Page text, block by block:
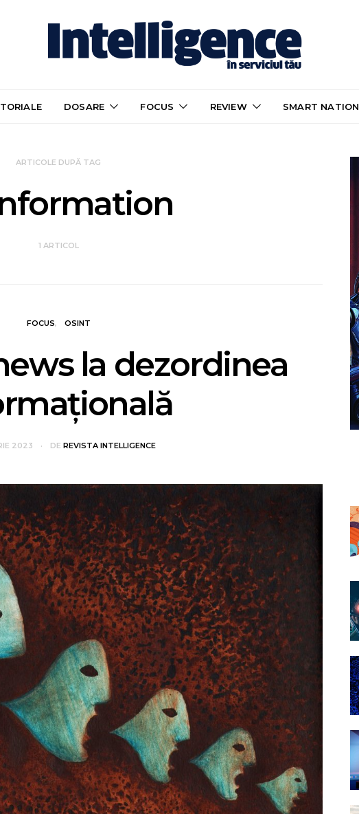
DOSARE FOCUS REVIEW SMART NATION
ARTICOLE DUPĂ TAG
1 ARTICOL
FOCUS OSINT
la dezordinea
2023 DE REVISTA INTELLIGENCE